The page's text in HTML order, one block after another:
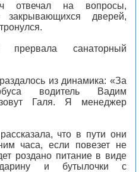
отвечал на вопросы,
дверей,
прервала санаторный
из динамика: «За
водитель Вадим
Галя. Я менеджер
что в пути они
часа, если повезет не
роздано питание в виде
и бутылочки с